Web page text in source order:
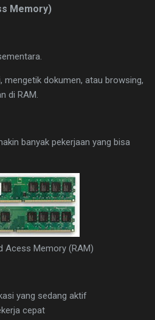
Memory)
mengetik dokumen, atau browsing,
di RAM.
banyak pekerjaan yang bisa
Acess Memory (RAM)
yang sedang aktif
cepat